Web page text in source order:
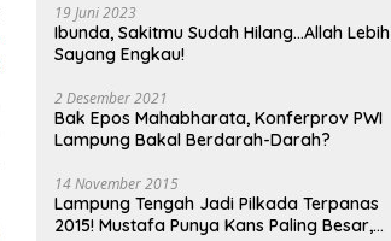
19 Juni 2023
Ibunda, Sakitmu Sudah Hilang…Allah Lebih
Sayang Engkau!
2 Desember 2021
Bak Epos Mahabharata, Konferprov PWI
Lampung Bakal Berdarah-Darah?
14 November 2015
Lampung Tengah Jadi Pilkada Terpanas
2015! Mustafa Punya Kans Paling Besar,